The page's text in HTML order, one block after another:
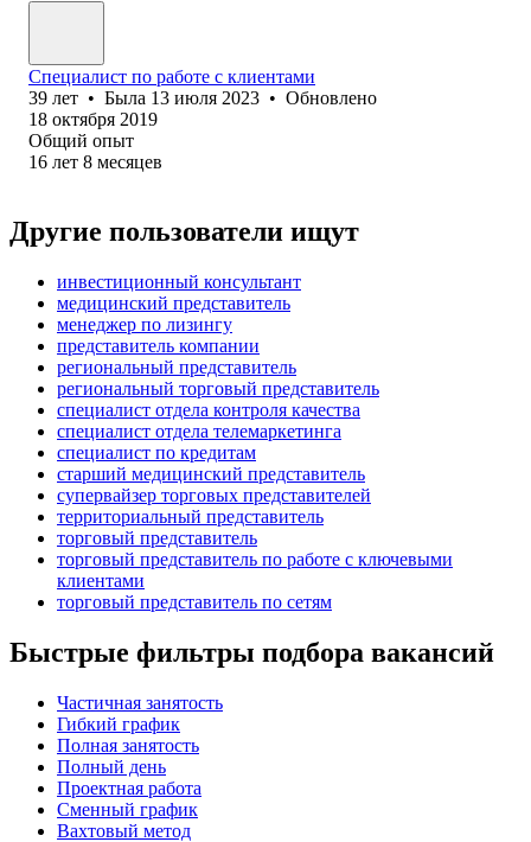
Специалист по работе с клиентами
39 лет • Была 13 июля 2023 • Обновлено
18 октября 2019
Общий опыт
16 лет 8 месяцев
Другие пользователи ищут
инвестиционный консультант
медицинский представитель
менеджер по лизингу
представитель компании
региональный представитель
региональный торговый представитель
специалист отдела контроля качества
специалист отдела телемаркетинга
специалист по кредитам
старший медицинский представитель
супервайзер торговых представителей
территориальный представитель
торговый представитель
торговый представитель по работе с ключевыми
клиентами
торговый представитель по сетям
Быстрые фильтры подбора вакансий
Частичная занятость
Гибкий график
Полная занятость
Полный день
Проектная работа
Сменный график
Вахтовый метод